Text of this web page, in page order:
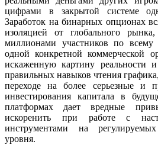
цифрами в закрытой системе
Заработок на бинарных опционах
изоляцией от глобального
миллионами участников по
одной конкретной коммерческой
искаженную картину реальности
правильных навыков чтения
переходе на более серьезные и
инвестирования капитала в
платформах дает вредные
искоренить при работе с
инструментами на
уровня.